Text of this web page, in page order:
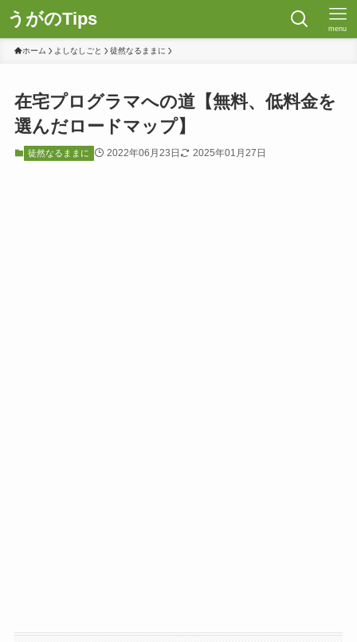
うがのTips menu
ホーム よしなしごと 徒然なるままに
在宅プログラマへの道【無料、低料金を
選んだロードマップ】
徒然なるままに 2022年06月23日 2025年01月27日